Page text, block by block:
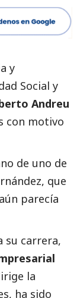
y
Social y
Andreu
con motivo
de uno de
que
parecía
su carrera,
la
ha sido